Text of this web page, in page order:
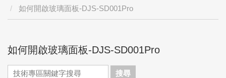
如何開啟玻璃面板-DJS-SD001Pro
如何開啟玻璃面板-DJS-SD001Pro
搜尋